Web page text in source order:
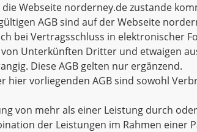
Webseite norderney.de zustande
AGB sind auf der Webseite
bei Vertragsschluss in elektronischer
Unterkünften Dritter und etwaigen
Diese AGB gelten nur ergänzend.
hier vorliegenden AGB sind sowohl
von mehr als einer Leistung durch
der Leistungen im Rahmen einer